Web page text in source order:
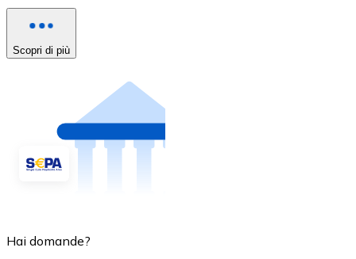
Scopri di più
Hai domande?